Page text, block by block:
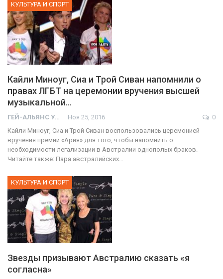
КУЛЬТУРА И СПОРТ
Кайли Миноуг, Сиа и Трой Сиван напомнили о
правах ЛГБТ на церемонии вручения высшей
музыкальной…
ГЕЙ-АЛЬЯНС УКРАИНА Ноя 25, 2016
0
Кайли Миноуг, Сиа и Трой Сиван воспользовались церемонией
вручения премий «Ария» для того, чтобы напомнить о
необходимости легализации в Австралии однополых браков.
Читайте также: Пара австралийских…
КУЛЬТУРА И СПОРТ
Звезды призывают Австралию сказать «я
согласна»